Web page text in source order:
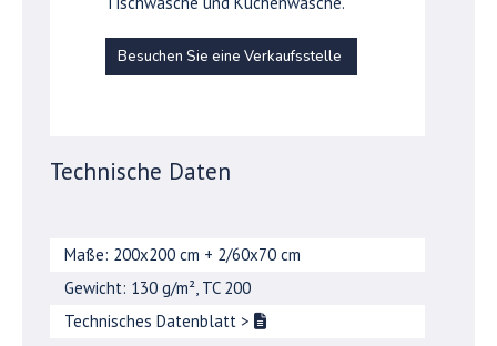
Besuchen Sie eine Verkaufsstelle
Technische Daten
Maße: 200x200 cm + 2/60x70 cm
Gewicht: 130 g/m², TC 200
Technisches Datenblatt >